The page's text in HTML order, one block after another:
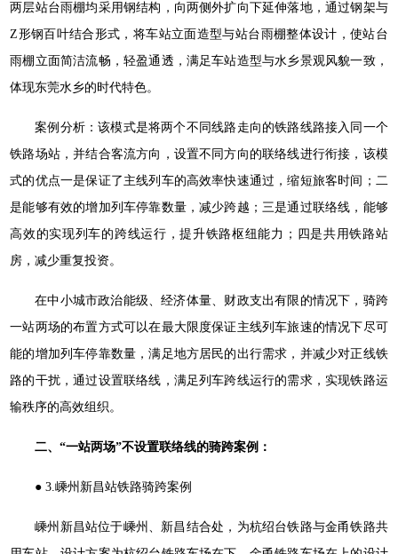
两层站台雨棚均采用钢结构，向两侧外扩向下延伸落地，通过钢架与
Z形钢百叶结合形式，将车站立面造型与站台雨棚整体设计，使站台
雨棚立面简洁流畅，轻盈通透，满足车站造型与水乡景观风貌一致，
体现东莞水乡的时代特色。
案例分析：该模式是将两个不同线路走向的铁路线路接入同一个
铁路场站，并结合客流方向，设置不同方向的联络线进行衔接，该模
式的优点一是保证了主线列车的高效率快速通过，缩短旅客时间；二
是能够有效的增加列车停靠数量，减少跨越；三是通过联络线，能够
高效的实现列车的跨线运行，提升铁路枢纽能力；四是共用铁路站
房，减少重复投资。
在中小城市政治能级、经济体量、财政支出有限的情况下，骑跨
一站两场的布置方式可以在最大限度保证主线列车旅速的情况下尽可
能的增加列车停靠数量，满足地方居民的出行需求，并减少对正线铁
路的干扰，通过设置联络线，满足列车跨线运行的需求，实现铁路运
输秩序的高效组织。
二、“一站两场”不设置联络线的骑跨案例：
● 3.嵊州新昌站铁路骑跨案例
嵊州新昌站位于嵊州、新昌结合处，为杭绍台铁路与金甬铁路共